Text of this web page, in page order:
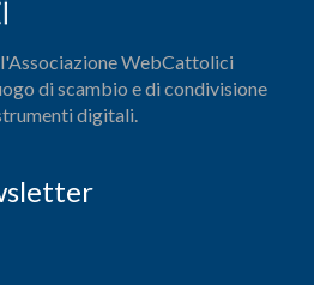
WebCattolici
di scambio e di condivisione
digitali.